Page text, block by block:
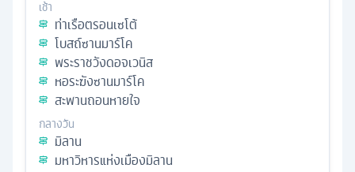
เช้า
ท่าเรือตรอนเซโต้
โบสถ์ซานมาร์โค
พระราชวังดอจเวนิส
หอระฆังซานมาร์โค
สะพานถอนหายใจ
กลางวัน
มิลาน
มหาวิหารแห่งเมืองมิลาน